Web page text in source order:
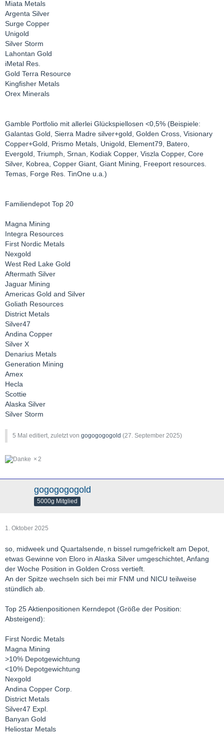
Miata Metals
Argenta Silver
Surge Copper
Unigold
Silver Storm
Lahontan Gold
iMetal Res.
Gold Terra Resource
Kingfisher Metals
Orex Minerals
Gamble Portfolio mit allerlei Glückspiellosen <0,5% (Beispiele:
Galantas Gold, Sierra Madre silver+gold, Golden Cross, Visionary
Copper+Gold, Prismo Metals, Unigold, Element79, Batero,
Evergold, Triumph, Srnan, Kodiak Copper, Viszla Copper, Core
Silver, Kobrea, Copper Giant, Giant Mining, Freeport resources.
Temas, Forge Res. TinOne u.a.)
Familiendepot Top 20
Magna Mining
Integra Resources
First Nordic Metals
Nexgold
West Red Lake Gold
Aftermath Silver
Jaguar Mining
Americas Gold and Silver
Goliath Resources
District Metals
Silver47
Andina Copper
Silver X
Denarius Metals
Generation Mining
Amex
Hecla
Scottie
Alaska Silver
Silver Storm
5 Mal editiert, zuletzt von gogogogogold (27. September 2025)
2
gogogogogold
5000g Mitglied
1. Oktober 2025
so, midweek und Quartalsende, n bissel rumgefrickelt am Depot,
etwas Gewinne von Eloro in Alaska Silver umgeschichtet, Anfang
der Woche Position in Golden Cross vertieft.
An der Spitze wechseln sich bei mir FNM und NICU teilweise
stündlich ab.
Top 25 Aktienpositionen Kerndepot (Größe der Position:
Absteigend):
First Nordic Metals
Magna Mining
>10% Depotgewichtung
<10% Depotgewichtung
Nexgold
Andina Copper Corp.
District Metals
Silver47 Expl.
Banyan Gold
Heliostar Metals